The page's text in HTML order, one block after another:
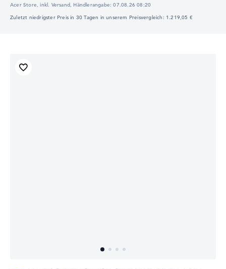
Acer Store, inkl. Versand, Händlerangabe:07.08.26 08:20
Zuletzt niedrigster Preis in 30 Tagen in unserem Preisvergleich: 1.219,05 €